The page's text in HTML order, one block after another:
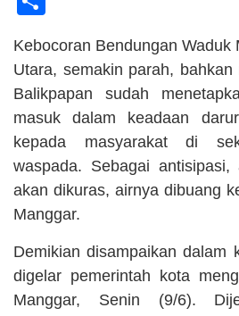
Kebocoran Bendungan Waduk
Utara, semakin parah,
Balikpapan sudah
masuk dalam keadaan
kepada masyarakat di
waspada. Sebagai
akan dikuras, airnya dibuang
Manggar.
Demikian disampaikan dalam
digelar pemerintah kota
Manggar, Senin (9/6).